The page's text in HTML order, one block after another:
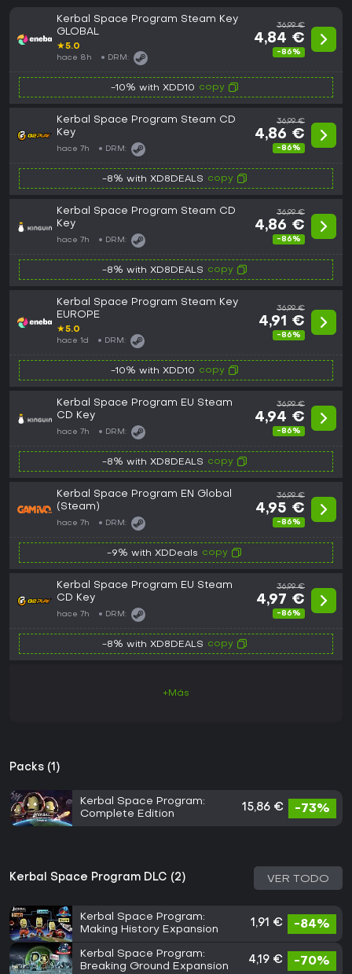
Kerbal Space Program Steam Key
GLOBAL
★5.0
hace 8h DRM:
36,99 €
4,84 €
-86%
-10% with XDD10 copy
Kerbal Space Program Steam CD
Key
hace 7h DRM:
36,99 €
4,86 €
-86%
-8% with XD8DEALS copy
Kerbal Space Program Steam CD
Key
hace 7h DRM:
36,99 €
4,86 €
-86%
-8% with XD8DEALS copy
Kerbal Space Program Steam Key
EUROPE
★5.0
hace 1d DRM:
36,99 €
4,91 €
-86%
-10% with XDD10 copy
Kerbal Space Program EU Steam
CD Key
hace 7h DRM:
36,99 €
4,94 €
-86%
-8% with XD8DEALS copy
Kerbal Space Program EN Global
(Steam)
hace 7h DRM:
36,99 €
4,95 €
-86%
-9% with XDDeals copy
Kerbal Space Program EU Steam
CD Key
hace 7h DRM:
36,99 €
4,97 €
-86%
-8% with XD8DEALS copy
+Más
Packs (1)
Kerbal Space Program:
Complete Edition
15,86 € -73%
Kerbal Space Program DLC (2) VER TODO
Kerbal Space Program:
Making History Expansion
1,91 € -84%
Kerbal Space Program:
Breaking Ground Expansion
4,19 € -70%